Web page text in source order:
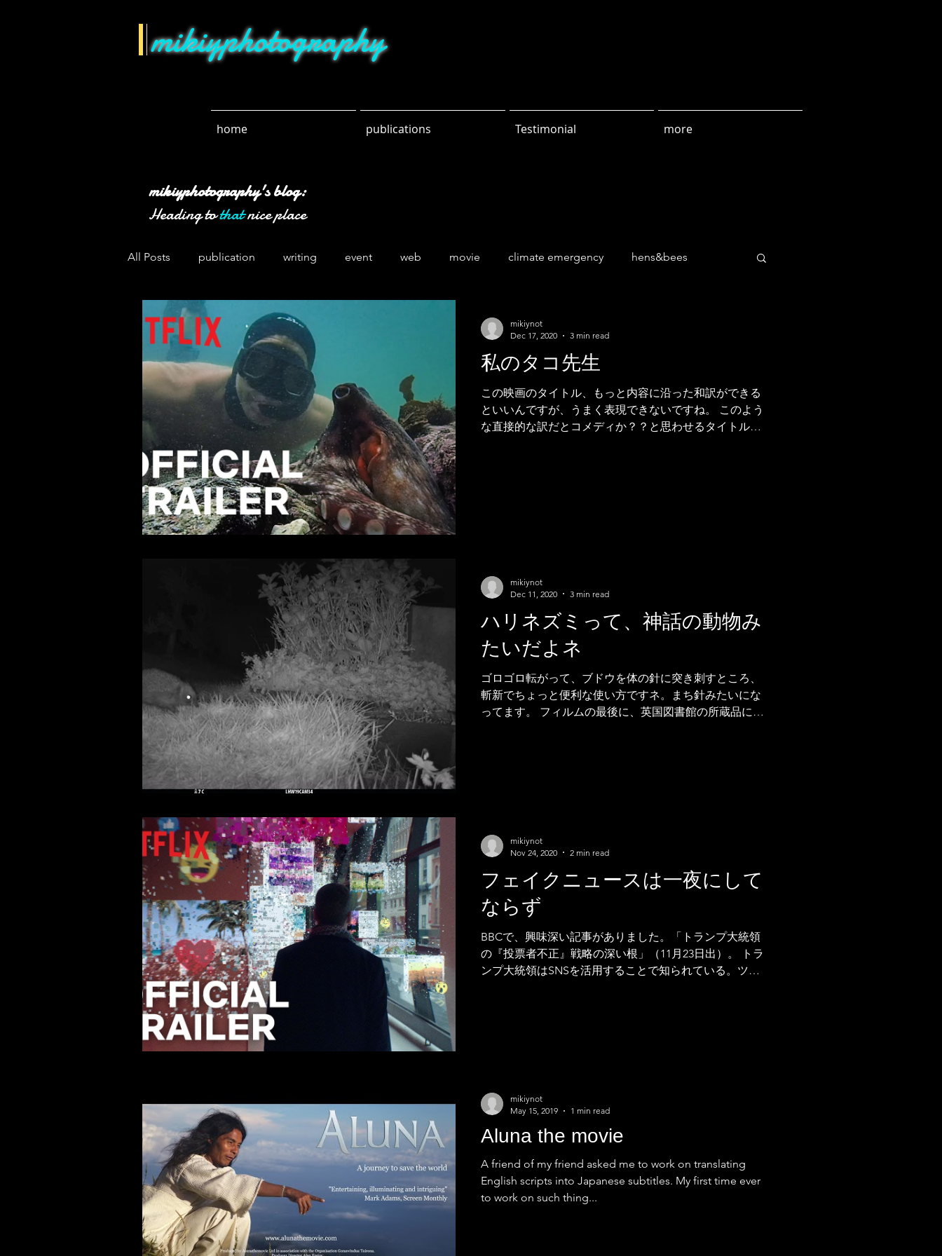
mikiyphotography
home publications Testimonial more
mikiyphotography's blog:
Heading tothatnice place
All Posts publication writing event web movie climate emergency hens&bees
lockdown cycling
私のタコ先生
この映画のタイトル、もっと内容に沿った和訳ができる
といいんですが、うまく表現できないですね。 このよう
な直接的な訳だとコメディか？？と思わせるタイトルに
mikiynot
Dec 17, 2020
3 min read
ハリネズミって、神話の動物み
たいだよネ
ゴロゴロ転がって、ブドウを体の針に突き刺すところ、
斬新でちょっと便利な使い方ですネ。まち針みたいにな
ってます。 フィルムの最後に、英国図書館の所蔵品にイ
mikiynot
Dec 11, 2020
3 min read
フェイクニュースは一夜にして
ならず
BBCで、興味深い記事がありました。「トランプ大統領
の『投票者不正』戦略の深い根」（11月23日出）。 トラ
ンプ大統領はSNSを活用することで知られている。ツィ
mikiynot
Nov 24, 2020
2 min read
Aluna the movie
A friend of my friend asked me to work on translating
English scripts into Japanese subtitles. My first time ever
to work on such thing...
mikiynot
May 15, 2019
1 min read